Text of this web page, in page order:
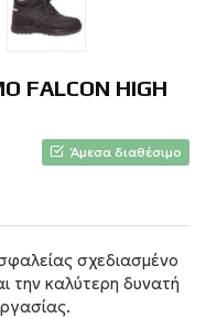
FALCON HIGH
Άμεσα διαθέσιμο
σχεδιασμένο
την καλύτερη δυνατή